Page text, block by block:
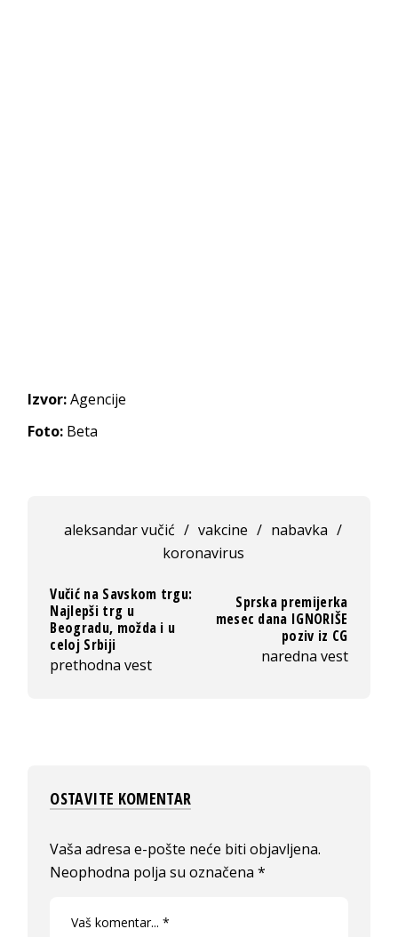
Izvor:Agencije
Foto: Beta
aleksandar vučić / vakcine / nabavka /
koronavirus
Vučić na Savskom trgu:
Najlepši trg u
Beogradu, možda i u
celoj Srbiji
prethodna vest
Sprska premijerka
mesec dana IGNORIŠE
poziv iz CG
naredna vest
OSTAVITE KOMENTAR
Vaša adresa e-pošte neće biti objavljena.
Neophodna polja su označena*